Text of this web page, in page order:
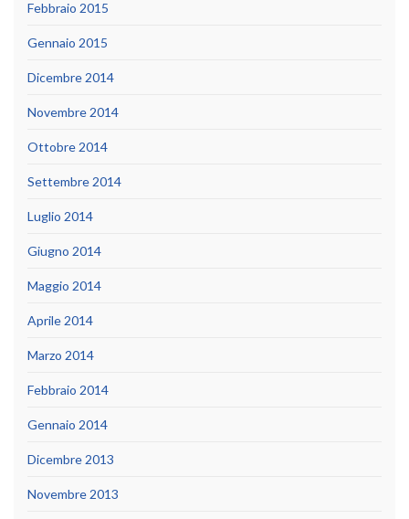
Febbraio 2015
Gennaio 2015
Dicembre 2014
Novembre 2014
Ottobre 2014
Settembre 2014
Luglio 2014
Giugno 2014
Maggio 2014
Aprile 2014
Marzo 2014
Febbraio 2014
Gennaio 2014
Dicembre 2013
Novembre 2013